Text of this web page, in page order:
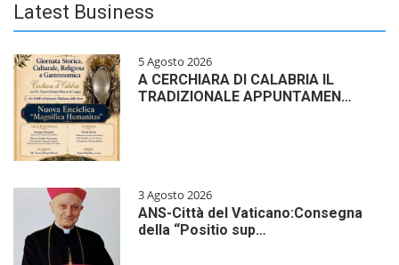
Latest Business
5 Agosto 2026
A CERCHIARA DI CALABRIA IL
TRADIZIONALE APPUNTAMEN…
3 Agosto 2026
ANS-Città del Vaticano:Consegna
della “Positio sup…